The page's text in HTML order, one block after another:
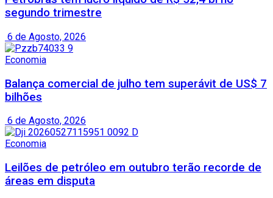
segundo trimestre
6 de Agosto, 2026
Economia
Balança comercial de julho tem superávit de US$ 7
bilhões
6 de Agosto, 2026
Economia
Leilões de petróleo em outubro terão recorde de
áreas em disputa